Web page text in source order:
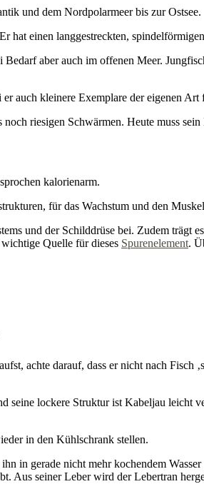
und dem Nordpolarmeer bis zur Ostsee.
einen langgestreckten,
aber auch im offenen Meer.
auch kleinere Exemplare der eigenen Art
riesigen Schwärmen. Heute muss
kalorienarm.
für das Wachstum und den
und der Schilddrüse bei. Zudem trägt
Quelle für dieses Spurenelement.
achte darauf, dass er nicht nach Fisch
lockere Struktur ist Kabeljau leicht
in den Kühlschrank stellen.
in gerade nicht mehr kochendem
Aus seiner Leber wird der Lebertran